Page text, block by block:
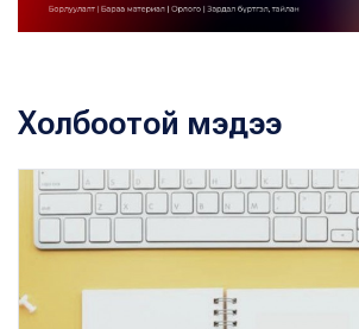
Холбоотой мэдээ